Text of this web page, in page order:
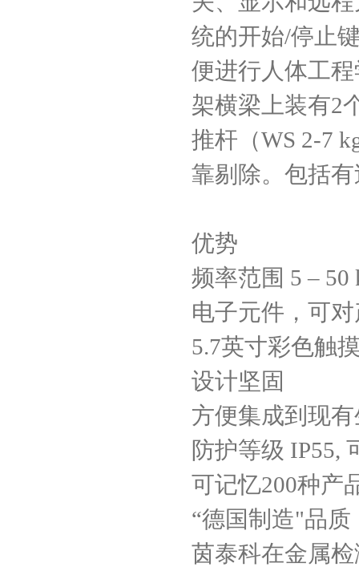
统的开始/停止
便进行人体工
架横梁上装有2
推杆（WS 2-7
靠剔除。包括
优势
频率范围 5 ‒
电子元件，可
5.7英寸彩色触
设计坚固
方便集成到现
防护等级 IP55,
可记忆200种产
“德国制造"品质
茵泰科在金属